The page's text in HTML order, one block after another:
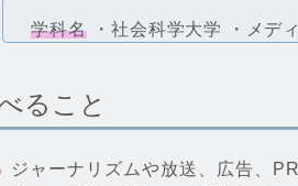
学科名 ・社会科学大学 ・メデ
ること
ジャーナリズムや放送、広告、